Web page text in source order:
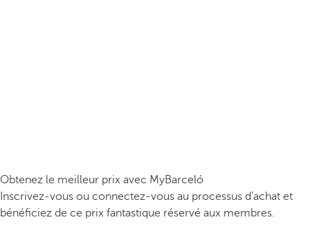
Obtenez le meilleur prix avec MyBarceló
Inscrivez-vous ou connectez-vous au processus d’achat et
bénéficiez de ce prix fantastique réservé aux membres.